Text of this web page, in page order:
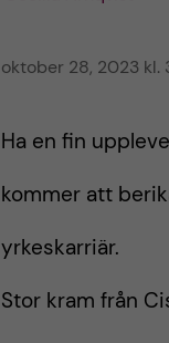
l
g
t
oktober 28, 2023 kl.
Ha en fin
kommer att
yrkeskarriär.
Stor kram från